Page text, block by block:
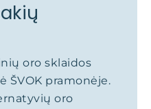
oro sklaidos
ŠVOK pramonėje.
oro